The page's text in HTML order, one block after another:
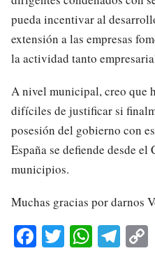
pueda incentivar al
extensión a las empresas
la actividad tanto
A nivel municipal, creo que
difíciles de justificar si
posesión del gobierno con
España se defiende desde
municipios.
Muchas gracias por darnos
Fa T W Te